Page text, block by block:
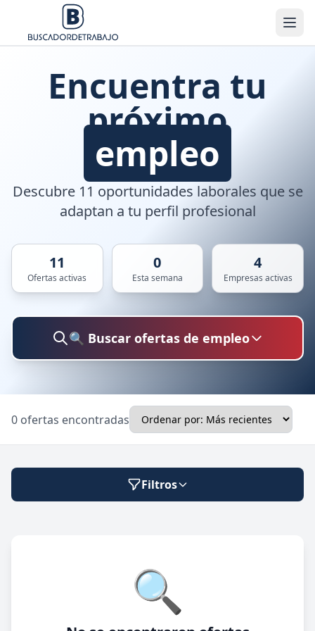
Encuentra tu
próximo
empleo
Descubre 11 oportunidades laborales que se
adaptan a tu perfil profesional
11
Ofertas activas
0
Esta semana
4
Empresas activas
🔍 Buscar ofertas de empleo
Ubicación
🔍 Buscar
0 ofertas encontradas
Filtros
Modalidad de trabajo🔍